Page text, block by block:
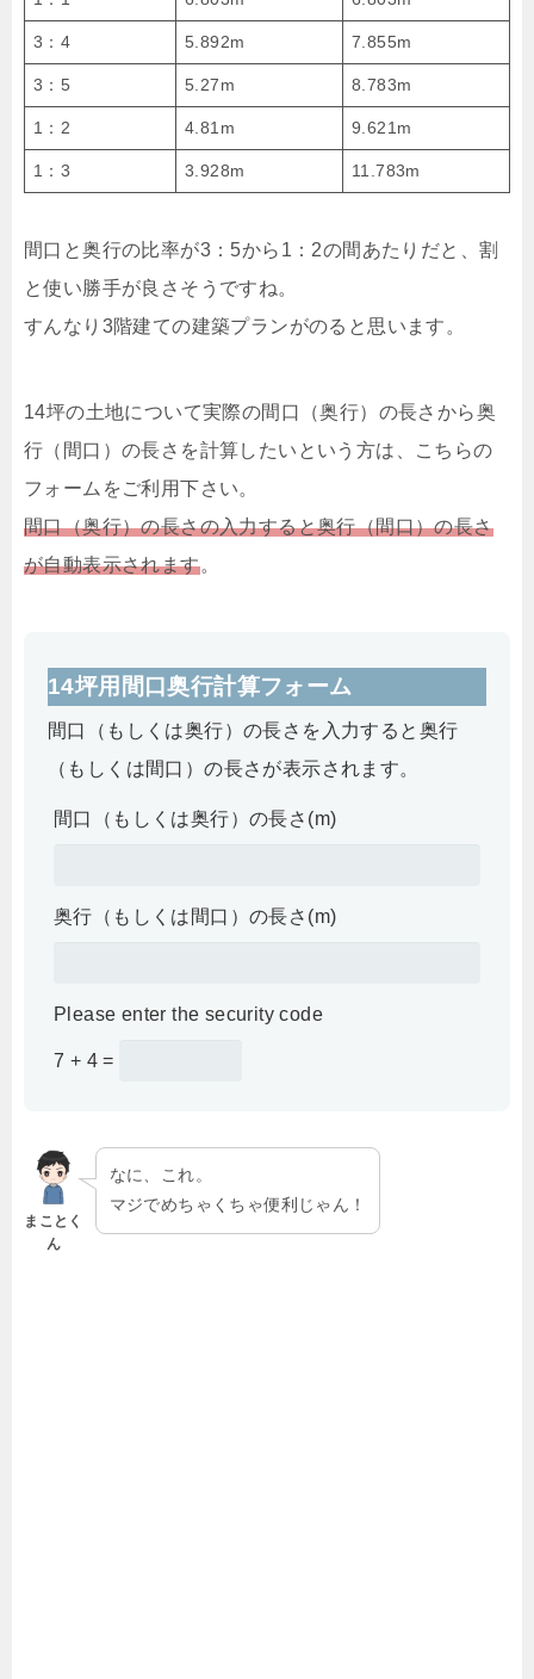
3：4 5.892m 7.855m
3：5 5.27m 8.783m
1：2 4.81m 9.621m
1：3 3.928m 11.783m
間口と奥行の比率が3：5から1：2の間あたりだと、割
と使い勝手が良さそうですね。
すんなり3階建ての建築プランがのると思います。
14坪の土地について実際の間口（奥行）の長さから奥
行（間口）の長さを計算したいという方は、こちらの
フォームをご利用下さい。
間口（奥行）の長さの入力すると奥行（間口）の長さ
が自動表示されます。
14坪用間口奥行計算フォーム
間口（もしくは奥行）の長さを入力すると奥行
（もしくは間口）の長さが表示されます。
間口（もしくは奥行）の長さ(m)
奥行（もしくは間口）の長さ(m)
Please enter the security code
7 + 4 =
まことく
ん
なに、これ。
マジでめちゃくちゃ便利じゃん！